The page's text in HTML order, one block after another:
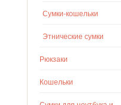
Сумки-кошельки
Этнические сумки
Рюкзаки
Кошельки